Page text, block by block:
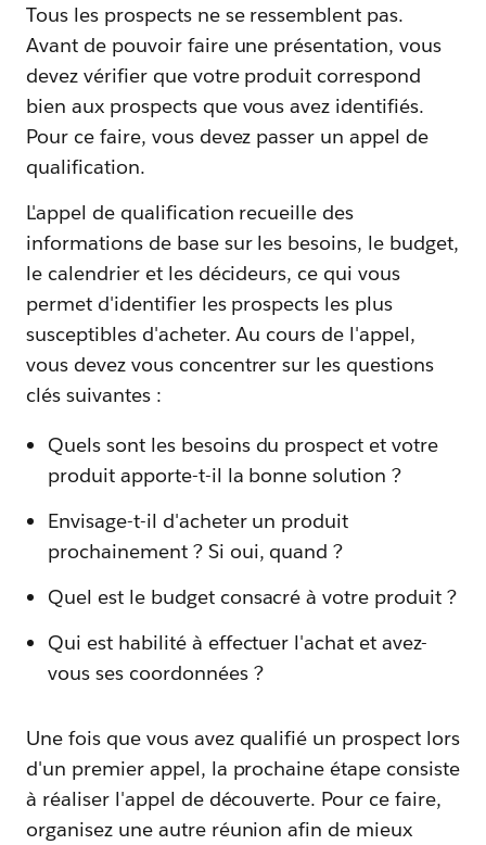
Tous les prospects ne se ressemblent pas.
Avant de pouvoir faire une présentation, vous
devez vérifier que votre produit correspond
bien aux prospects que vous avez identifiés.
Pour ce faire, vous devez passer un appel de
qualification.
L'appel de qualification recueille des
informations de base sur les besoins, le budget,
le calendrier et les décideurs, ce qui vous
permet d'identifier les prospects les plus
susceptibles d'acheter. Au cours de l'appel,
vous devez vous concentrer sur les questions
clés suivantes :
Quels sont les besoins du prospect et votre
produit apporte-t-il la bonne solution ?
Envisage-t-il d'acheter un produit
prochainement ? Si oui, quand ?
Quel est le budget consacré à votre produit ?
Qui est habilité à effectuer l'achat et avez-
vous ses coordonnées ?
Une fois que vous avez qualifié un prospect lors
d'un premier appel, la prochaine étape consiste
à réaliser l'appel de découverte. Pour ce faire,
organisez une autre réunion afin de mieux